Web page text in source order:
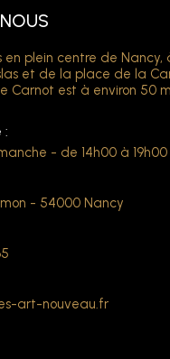
en plein centre de
et de la place de la
Carnot est à environ 50
:
- de 14h00 à 19h00
- 54000 Nancy
art-nouveau.fr